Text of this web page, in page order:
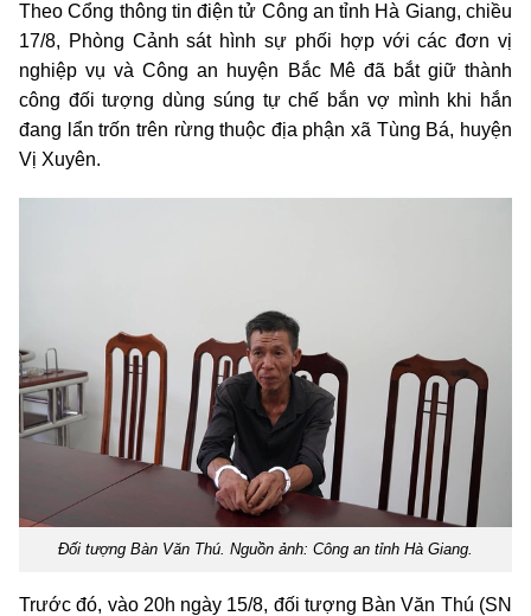
Theo Cổng thông tin điện tử Công an tỉnh Hà Giang, chiều
17/8, Phòng Cảnh sát hình sự phối hợp với các đơn vị
nghiệp vụ và Công an huyện Bắc Mê đã bắt giữ thành
công đối tượng dùng súng tự chế bắn vợ mình khi hắn
đang lẩn trốn trên rừng thuộc địa phận xã Tùng Bá, huyện
Vị Xuyên.
Đối tượng Bàn Văn Thú. Nguồn ảnh: Công an tỉnh Hà Giang.
Trước đó, vào 20h ngày 15/8, đối tượng Bàn Văn Thú (SN